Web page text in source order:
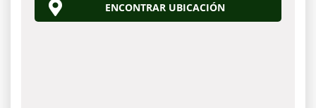
ENCONTRAR UBICACIÓN